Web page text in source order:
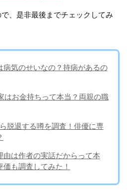
、是非最後までチェックしてみ
病気のせいなの？持病があるの
はお金持ちって本当？両親の職
脱退する噂を調査！俳優に専
由は作者の実話だからって本
も調査してみた！